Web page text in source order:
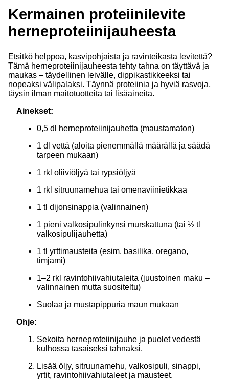
Kermainen proteiinilevite
herneproteiinijauheesta
Etsitkö helppoa, kasvipohjaista ja ravinteikasta levitettä?
Tämä herneproteiinijauheesta tehty tahna on täyttävä ja
maukas – täydellinen leivälle, dippikastikkeeksi tai
nopeaksi välipalaksi. Täynnä proteiinia ja hyviä rasvoja,
täysin ilman maitotuotteita tai lisäaineita.
Ainekset:
0,5 dl herneproteiinijauhetta (maustamaton)
1 dl vettä (aloita pienemmällä määrällä ja säädä
tarpeen mukaan)
1 rkl oliiviöljyä tai rypsiöljyä
1 rkl sitruunamehua tai omenaviinietikkaa
1 tl dijonsinappia (valinnainen)
1 pieni valkosipulinkynsi murskattuna (tai ½ tl
valkosipulijauhetta)
1 tl yrttimausteita (esim. basilika, oregano,
timjami)
1–2 rkl ravintohiivahiutaleita (juustoinen maku –
valinnainen mutta suositeltu)
Suolaa ja mustapippuria maun mukaan
Ohje:
Sekoita herneproteiinijauhe ja puolet vedestä
kulhossa tasaiseksi tahnaksi.
Lisää öljy, sitruunamehu, valkosipuli, sinappi,
yrtit, ravintohiivahiutaleet ja mausteet.